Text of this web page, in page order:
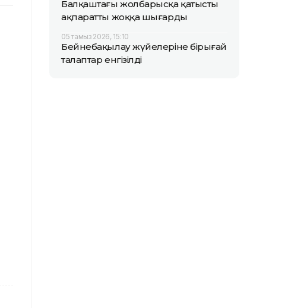
Балқаштағы жолбарысқа қатысты
ақпаратты жоққа шығарды
05 тамыз 2026, 15:10
Бейнебақылау жүйелеріне бірыңғай
талаптар енгізілді